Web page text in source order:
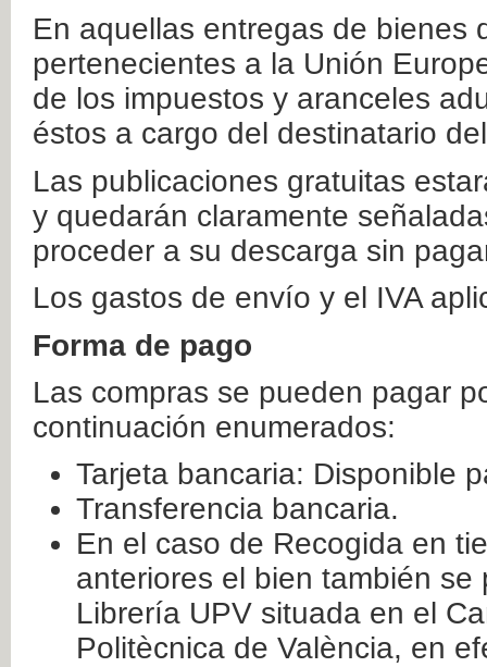
En aquellas entregas de bienes
pertenecientes a la Unión
de los impuestos y aranceles
éstos a cargo del destinatario
Las publicaciones gratuitas
y quedarán claramente
proceder a su descarga sin
Los gastos de envío y el IVA
Forma de pago
Las compras se pueden pagar
continuación enumerados:
Tarjeta bancaria: Disponible
Transferencia bancaria.
En el caso de Recogida en
anteriores el bien también
Librería UPV situada en el
Politècnica de València, en